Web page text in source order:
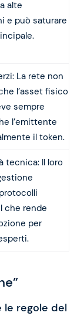
alte
e può saturare
La rete non
l’asset fisico
sempre
l’emittente
il token.
tecnica: Il loro
che rende
per
le regole del